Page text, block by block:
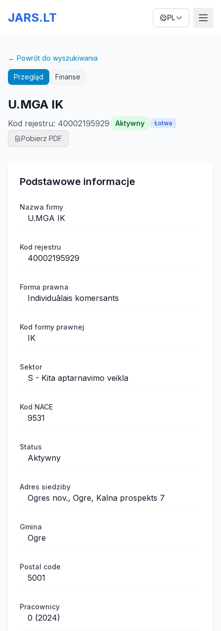
JARS.LT PL
← Powrót do wyszukiwania
Przegląd Finanse
U.MGA IK
Kod rejestru: 40002195929 Aktywny Łotwa
Pobierz PDF
Podstawowe informacje
Nazwa firmy
U.MGA IK
Kod rejestru
40002195929
Forma prawna
Individuālais komersants
Kod formy prawnej
IK
Sektor
S - Kita aptarnavimo veikla
Kod NACE
9531
Status
Aktywny
Adres siedziby
Ogres nov., Ogre, Kalna prospekts 7
Gmina
Ogre
Postal code
5001
Pracownicy
0 (2024)